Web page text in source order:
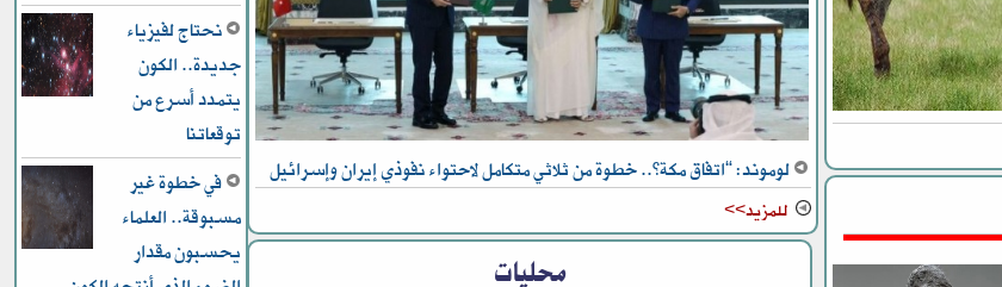
لوموند: “اتفاق مكة”.. خطوة من ثلاثي متكامل لاحتواء نفوذي إيران وإسرائيل
للمزيد>>
محليات
نحتاج لفيزياء
جديدة.. الكون
يتمدد أسرع من
توقعاتنا
في خطوة غير
مسبوقة.. العلماء
يحسبون مقدار